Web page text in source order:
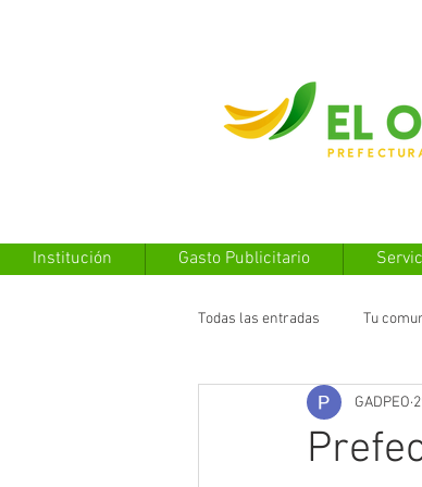
Institución Gasto Publicitario
Todas las entradas Tu
GADPEO